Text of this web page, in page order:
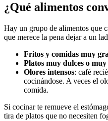
¿Qué alimentos
Hay un grupo de alimentos que
que merece la pena dejar a un
Fritos y comidas muy
Platos muy dulces o muy
Olores intensos: café
cocinándose. A veces el
comida.
Si cocinar te remueve el
tira de platos que no necesiten